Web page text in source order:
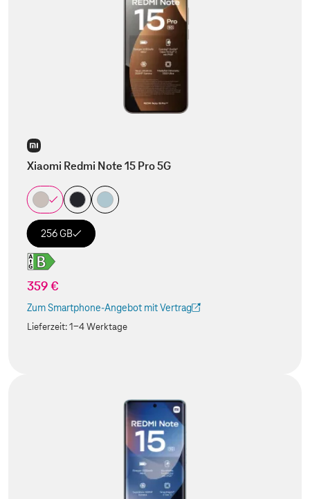
Xiaomi Redmi Note 15 Pro 5G
256 GB
359 €
Zum Smartphone-Angebot mit Vertrag
(Der Link wird in einem neuen Tab geöffnet)
Lieferzeit:1-4 Werktage